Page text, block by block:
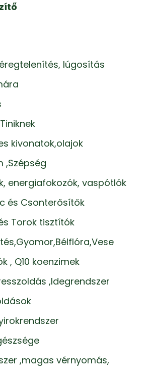
lúgosítás
kivonatok,olajok
,Szépség
energiafokozók, vaspótlók
és Csonterősítők
Torok tisztítók
, Q10 koenzimek
,Idegrendszer
,magas vérnyomás,